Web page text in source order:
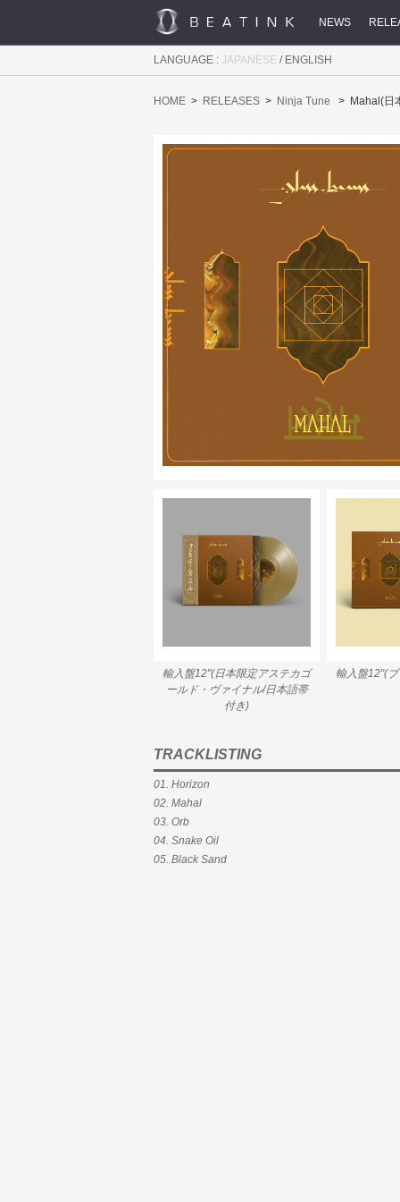
NEWS
LANGUAGE : JAPANESE / ENGLISH
HOME RELEASES Ninja Tune Mahal(日
輸入盤12"(日本限定アステカゴ
ールド・ヴァイナル/日本語帯
付き)
輸入盤12"(
TRACKLISTING
01. Horizon
02. Mahal
03. Orb
04. Snake Oil
05. Black Sand